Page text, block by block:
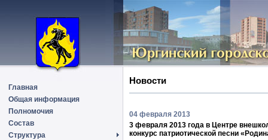
Главная
Общая информация
Полномочия
Состав
Структура
Новости
04 февраля 2013
3 февраля 2013 года в Центре
конкурс патриотической песни